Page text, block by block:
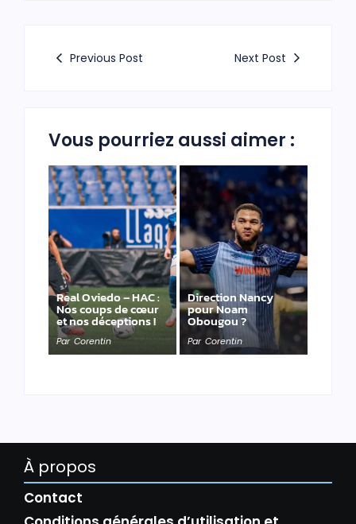
Previous Post Next Post
Vous pourriez aussi aimer :
Real Oviedo – HAC :
Nos coups de cœur
et nos déceptions !
Par Corentin
Direction Nancy
pour Noam
Obougou ?
Par Corentin
À propos
Contact